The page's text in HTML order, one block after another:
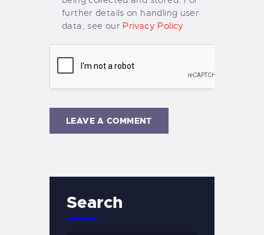
further details on handling user
data, see our Privacy Policy
Search